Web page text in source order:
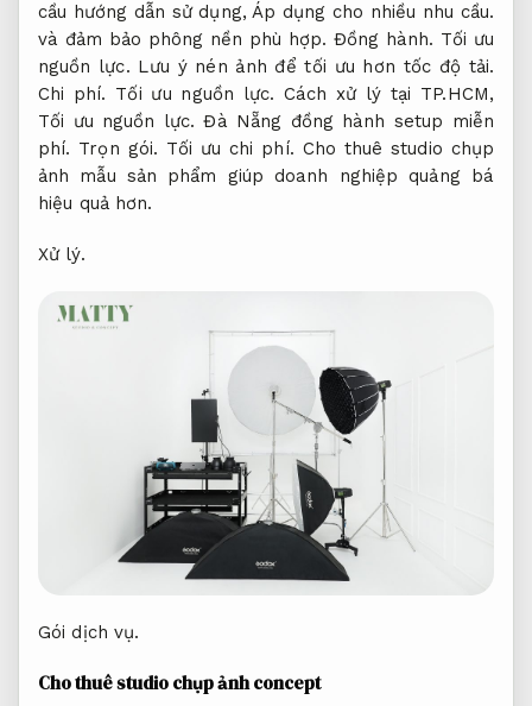
cầu hướng dẫn sử dụng,Áp dụng cho nhiều nhu cầu.
và đảm bảo phông nền phù hợp. Đồng hành. Tối ưu
nguồn lực. Lưu ý nén ảnh để tối ưu hơn tốc độ tải.
Chi phí. Tối ưu nguồn lực. Cách xử lý tại TP.HCM,
Tối ưu nguồn lực. Đà Nẵng đồng hành setup miễn
phí. Trọn gói. Tối ưu chi phí. Cho thuê studio chụp
ảnh mẫu sản phẩm giúp doanh nghiệp quảng bá
hiệu quả hơn.
Xử lý.
Gói dịch vụ.
Cho thuê studio chụp ảnh concept